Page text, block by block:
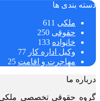
دسته بندی ها
ملکی 611
حقوقی 250
خانواده 133
وکیل اداره کار 77
مهاجرت و اقامت 25
درباره ما
گروه حقوقی تخصصی ملکی